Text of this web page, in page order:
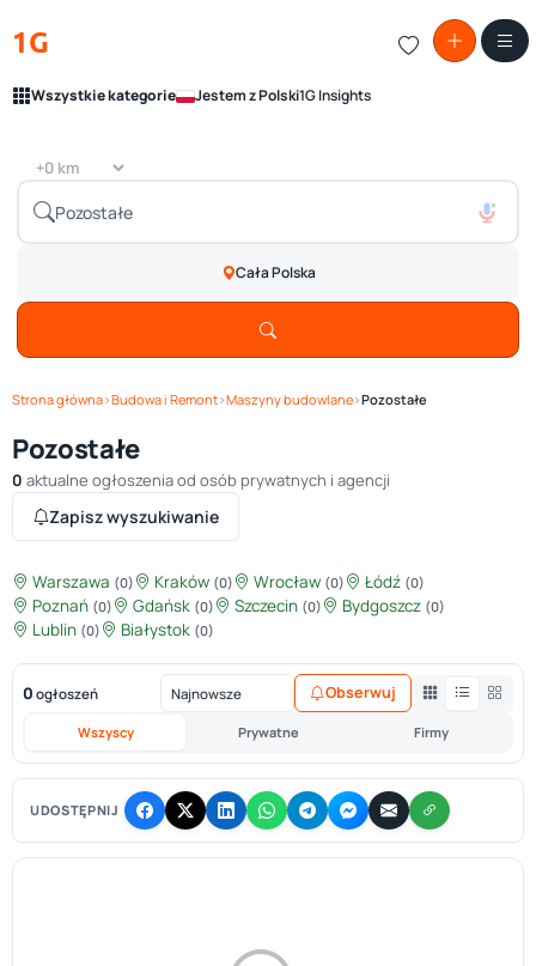
1G
Wszystkie kategorie Jestem z Polski1G Insights
Cała Polska
Strona główna›Budowa i Remont›Maszyny budowlane›Pozostałe
Pozostałe
0 aktualne ogłoszenia od osób prywatnych i agencji
Zapisz wyszukiwanie
Warszawa (0) Kraków (0) Wrocław (0) Łódź (0)
Poznań (0) Gdańsk (0) Szczecin (0) Bydgoszcz (0)
Lublin (0) Białystok (0)
0 ogłoszeń
Wszyscy Prywatne Firmy
Obserwuj
UDOSTĘPNIJ